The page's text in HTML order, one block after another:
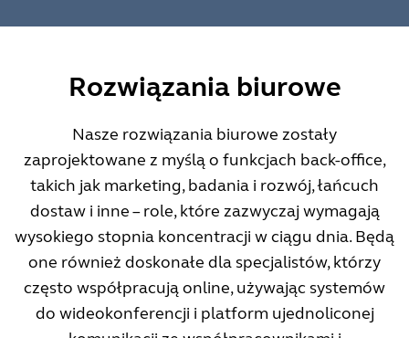
Rozwiązania biurowe
Nasze rozwiązania biurowe zostały
zaprojektowane z myślą o funkcjach back-office,
takich jak marketing, badania i rozwój, łańcuch
dostaw i inne – role, które zazwyczaj wymagają
wysokiego stopnia koncentracji w ciągu dnia. Będą
one również doskonałe dla specjalistów, którzy
często współpracują online, używając systemów
do wideokonferencji i platform ujednoliconej